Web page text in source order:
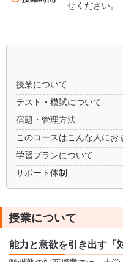
せください。
授業について
テスト・模試について
宿題・管理方法
このコースはこんな人にお
学習プランについて
サポート体制
授業について
能力と意欲を引き出す「